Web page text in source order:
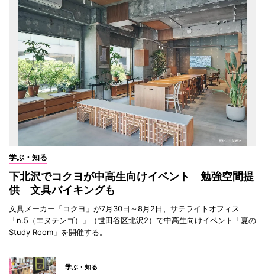
学ぶ・知る
下北沢でコクヨが中高生向けイベント 勉強空間提
供 文具バイキングも
文具メーカー「コクヨ」が7月30日～8月2日、サテライトオフィス
「n.5（エヌテンゴ）」（世田谷区北沢2）で中高生向けイベント「夏の
Study Room」を開催する。
学ぶ・知る